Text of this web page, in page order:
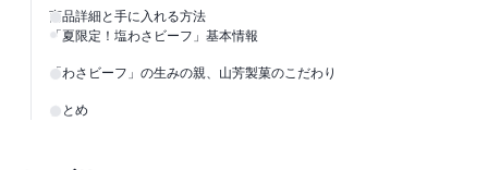
商品詳細と手に入れる方法
「夏限定！塩わさビーフ」基本情報
「わさビーフ」の生みの親、山芳製菓のこだわり
まとめ